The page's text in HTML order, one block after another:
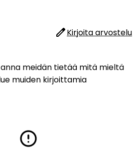
Kirjoita arvostelu
meidän tietää mitä mieltä
muiden kirjoittamia